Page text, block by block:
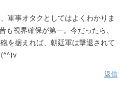
軍事オタクとしてはよくわかりま
も視界確保が第一。今だったら、
を据えれば、朝廷軍は撃退されて
返信